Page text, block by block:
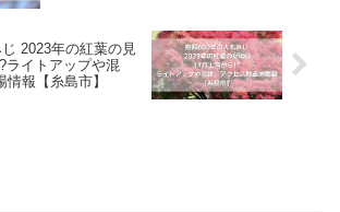
2023年の紅葉の見
ライトアップや混
報【糸島市】